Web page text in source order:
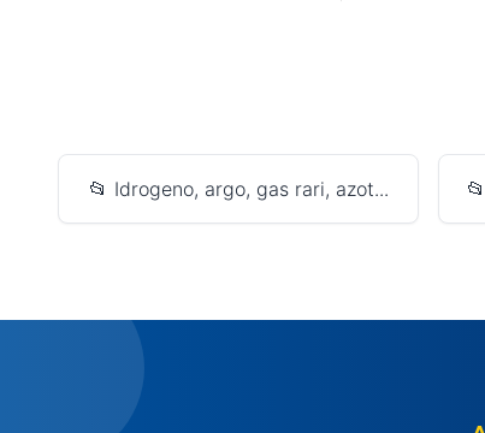
📂 Idrogeno, argo, gas rari, azot...